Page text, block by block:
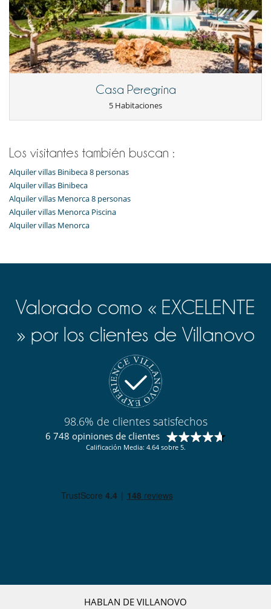
Casa Peregrina
5 Habitaciones
Los visitantes también buscan :
Alquiler villas Binibeca 8 personas
Alquiler villas Binibeca
Alquiler villas Menorca 8 personas
Alquiler villas Menorca Piscina
Alquiler villas Menorca
Valorado como « EXCELENTE
» por los clientes de Villanovo
98.6% de clientes satisfechos
6 748 opiniones de clientes
Calificación Media: 4.64 sobre 5.
HABLAN DE VILLANOVO